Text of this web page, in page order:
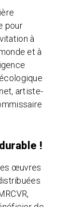
pour
à
et à
artiste-
!
œuvres